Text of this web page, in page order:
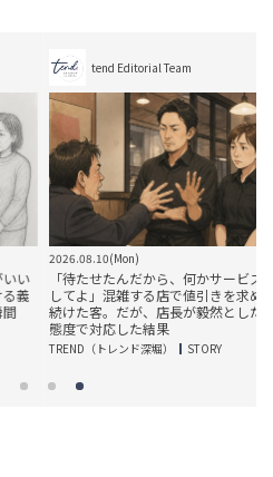
tend Editorial Team
2026.08.10(Mon)
「待たせたんだから、何かサービス
してよ」混雑する店で値引きを求め
続けた客。だが、店長が毅然とした
態度で対応した結果
TREND（トレンド深堀） STORY